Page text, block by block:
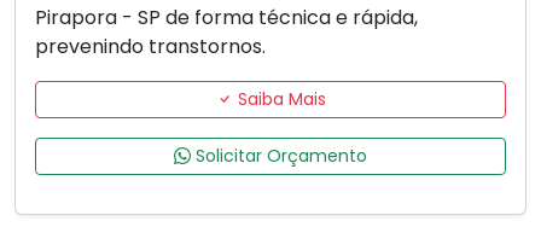
Pirapora - SP de forma técnica e rápida,
prevenindo transtornos.
Saiba Mais
Solicitar Orçamento